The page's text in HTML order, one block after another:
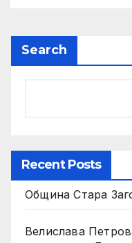
Search
Recent Posts
Община Стара
Велислава